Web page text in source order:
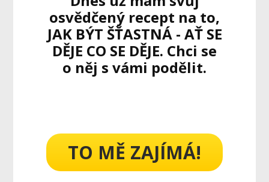
osvědčený recept na to,
JAK BÝT ŠŤASTNÁ - AŤ SE
DĚJE CO SE DĚJE. Chci se
o něj s vámi podělit.
TO MĚ ZAJÍMÁ!